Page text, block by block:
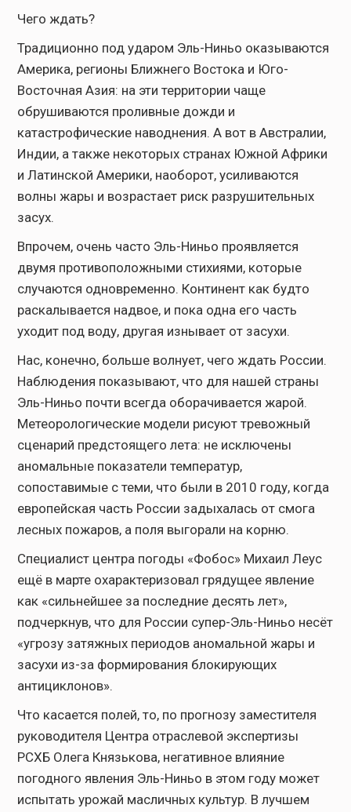
Чего ждать?
Традиционно под ударом Эль-Ниньо оказываются
Америка, регионы Ближнего Востока и Юго-
Восточная Азия: на эти территории чаще
обрушиваются проливные дожди и
катастрофические наводнения. А вот в Австралии,
Индии, а также некоторых странах Южной Африки
и Латинской Америки, наоборот, усиливаются
волны жары и возрастает риск разрушительных
засух.
Впрочем, очень часто Эль-Ниньо проявляется
двумя противоположными стихиями, которые
случаются одновременно. Континент как будто
раскалывается надвое, и пока одна его часть
уходит под воду, другая изнывает от засухи.
Нас, конечно, больше волнует, чего ждать России.
Наблюдения показывают, что для нашей страны
Эль-Ниньо почти всегда оборачивается жарой.
Метеорологические модели рисуют тревожный
сценарий предстоящего лета: не исключены
аномальные показатели температур,
сопоставимые с теми, что были в 2010 году, когда
европейская часть России задыхалась от смога
лесных пожаров, а поля выгорали на корню.
Специалист центра погоды «Фобос» Михаил Леус
ещё в марте охарактеризовал грядущее явление
как «сильнейшее за последние десять лет»,
подчеркнув, что для России супер-Эль-Ниньо несёт
«угрозу затяжных периодов аномальной жары и
засухи из-за формирования блокирующих
антициклонов».
Что касается полей, то, по прогнозу заместителя
руководителя Центра отраслевой экспертизы
РСХБ Олега Князькова, негативное влияние
погодного явления Эль-Ниньо в этом году может
испытать урожай масличных культур. В лучшем